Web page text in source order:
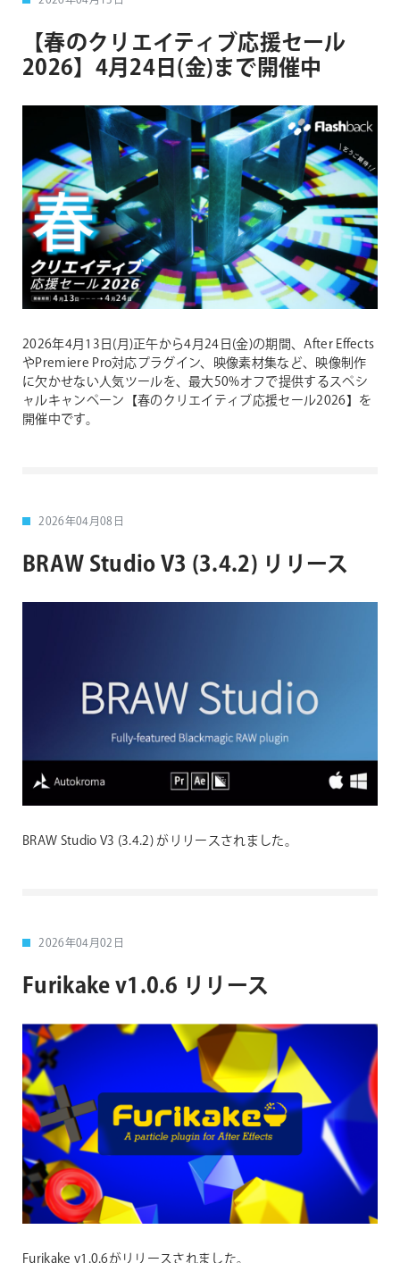
【春のクリエイティブ応援セール
2026】4月24日(金)まで開催中
2026年4月13日(月)正午から4月24日(金)の期間、After Effects
やPremiere Pro対応プラグイン、映像素材集など、映像制作
に欠かせない人気ツールを、最大50%オフで提供するスペシ
ャルキャンペーン【春のクリエイティブ応援セール2026】を
開催中です。
2026年04月08日
BRAW Studio V3 (3.4.2) リリース
BRAW Studio V3 (3.4.2) がリリースされました。
2026年04月02日
Furikake v1.0.6 リリース